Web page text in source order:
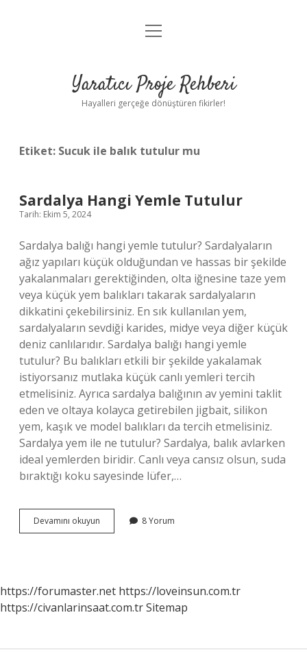
Anasayfa
Yasal Uyarı
menüyü
Yaratıcı Proje Rehberi
Hayalleri gerçeğe dönüştüren fikirler!
Etiket: Sucuk ile balık tutulur mu
Sardalya Hangi Yemle Tutulur
Tarih: Ekim 5, 2024
Sardalya balığı hangi yemle tutulur? Sardalyaların
ağız yapıları küçük olduğundan ve hassas bir şekilde
yakalanmaları gerektiğinden, olta iğnesine taze yem
veya küçük yem balıkları takarak sardalyaların
dikkatini çekebilirsiniz. En sık kullanılan yem,
sardalyaların sevdiği karides, midye veya diğer küçük
deniz canlılarıdır. Sardalya balığı hangi yemle
tutulur? Bu balıkları etkili bir şekilde yakalamak
istiyorsanız mutlaka küçük canlı yemleri tercih
etmelisiniz. Ayrıca sardalya balığının av yemini taklit
eden ve oltaya kolayca getirebilen jigbait, silikon
yem, kaşık ve model balıkları da tercih etmelisiniz.
Sardalya yem ile ne tutulur? Sardalya, balık avlarken
ideal yemlerden biridir. Canlı veya cansız olsun, suda
bıraktığı koku sayesinde lüfer,…
Devamını okuyun Sardalya
Hangi
8 Yorum
https://forumaster.net https://loveinsun.com.tr
https://civanlarinsaat.com.trSitemap